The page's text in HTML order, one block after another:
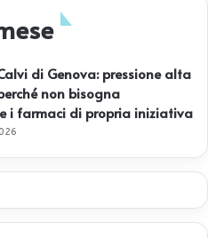
di Genova: pressione alta
non bisogna
i farmaci di propria iniziativa